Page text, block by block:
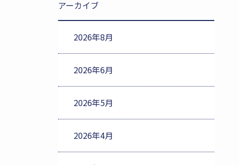
アーカイブ
2026年8月
2026年6月
2026年5月
2026年4月